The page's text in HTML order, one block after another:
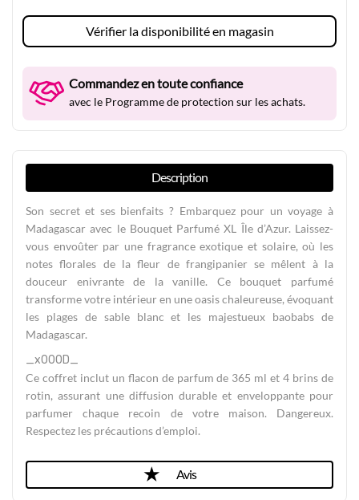
Vérifier la disponibilité en magasin
Commandez en toute confiance
avec le Programme de protection sur les achats.
Description
Son secret et ses bienfaits ? Embarquez pour un voyage à
Madagascar avec le Bouquet Parfumé XL Île d’Azur. Laissez-
vous envoûter par une fragrance exotique et solaire, où les
notes florales de la fleur de frangipanier se mêlent à la
douceur enivrante de la vanille. Ce bouquet parfumé
transforme votre intérieur en une oasis chaleureuse, évoquant
les plages de sable blanc et les majestueux baobabs de
Madagascar.
_x000D_
Ce coffret inclut un flacon de parfum de 365 ml et 4 brins de
rotin, assurant une diffusion durable et enveloppante pour
parfumer chaque recoin de votre maison. Dangereux.
Respectez les précautions d’emploi.
Avis